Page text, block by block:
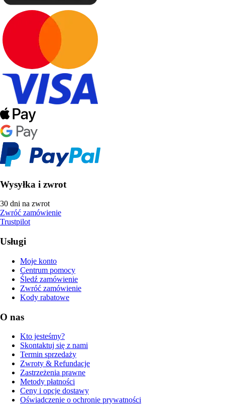
Wysyłka i zwrot
30 dni na zwrot
Zwróć zamówienie
Trustpilot
Usługi
Moje konto
Centrum pomocy
Śledź zamówienie
Zwróć zamówienie
Kody rabatowe
O nas
Kto jesteśmy?
Skontaktuj się z nami
Termin sprzedaży
Zwroty & Refundacje
Zastrzeżenia prawne
Metody płatności
Ceny i opcje dostawy
Oświadczenie o ochronie prywatności